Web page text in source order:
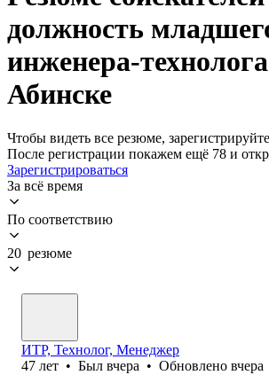
должность
инженера-
Абинске
Чтобы видеть все резюме,
После регистрации покажем ещё 78 и
Зарегистрироваться
За всё время
По соответствию
20 резюме
ИТР, Технолог, Менеджер
47 лет • Был вчера • Обновлено вчера